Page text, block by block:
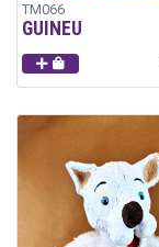
TM066
GUINEU